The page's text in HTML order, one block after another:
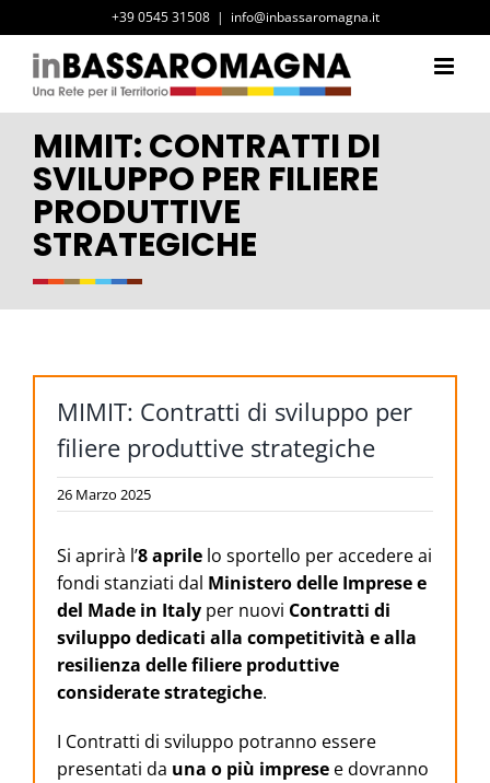
al
contenuto
+39 0545 31508 | info@inbassaromagna.it
MIMIT: CONTRATTI DI
SVILUPPO PER FILIERE
PRODUTTIVE
STRATEGICHE
MIMIT: Contratti di sviluppo per
filiere produttive strategiche
26 Marzo 2025
Si aprirà l’8 aprile lo sportello per accedere ai
fondi stanziati dal Ministero delle Imprese e
del Made in Italy per nuovi Contratti di
sviluppo dedicati alla competitività e alla
resilienza delle filiere produttive
considerate strategiche.
I Contratti di sviluppo potranno essere
presentati da una o più imprese e dovranno